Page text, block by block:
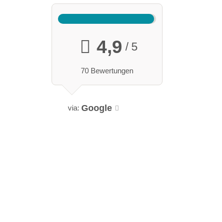
4,9 / 5
70 Bewertungen
via: Google